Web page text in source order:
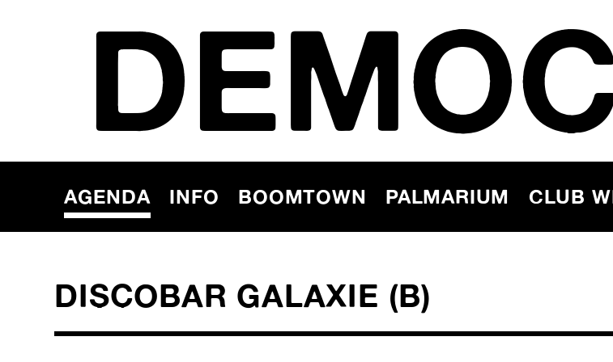
AGENDA INFO BOOMTOWN PALMARIUM CLUB
DISCOBAR GALAXIE (B)